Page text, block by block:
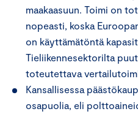
maakaasuun. Toimi on
nopeasti, koska
on käyttämätöntä
Tieliikennesektorilta
toteutettava
Kansallisessa
osapuolia, eli